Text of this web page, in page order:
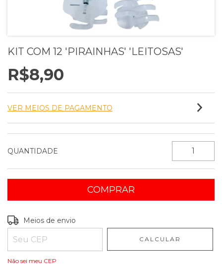
KIT COM 12 'PIRAINHAS' 'LEITOSAS'
R$8,90
VER MEIOS DE PAGAMENTO
QUANTIDADE
Entregas para o CEP:
Meios de envio
CALCULAR
Não sei meu CEP